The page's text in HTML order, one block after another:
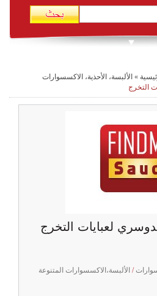
» الألبسة، الأحذية، الاكسسوارات
التخرج
لعبايات التخرج
/ الألبسة،الاكسسوارات المتنوعة